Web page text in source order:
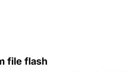
file flash